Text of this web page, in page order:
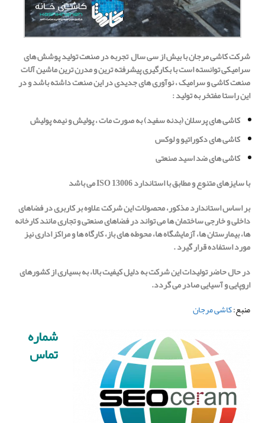
شرکت کاشی مرجان با بیش از سی سال تجربه در صنعت تولید پوشش های
سرامیکیتوانسته است با بکارگیری پیشرفته ترین و مدرن ترین ماشین آلات
صنعت کاشی و سرامیک ، نوآوری های جدیدی در این صنعت داشته باشد و در
این راستا مفتخر به تولید:
کاشی های پرسلان (بدنه سفید) به صورت مات ، پولیش و نیمه پولیش
کاشی های دکوراتیو و لوکس
کاشی های ضد اسید صنعتی
با سایزهای متنوع و مطابق با استانداردISO 13006می باشد
بر اساس استاندارد مذکور، محصولات این شرکت علاوه بر کاربری در فضاهای
داخلی و خارجی ساختمان ها می تواند در فضاهای صنعتی و تجاری مانند کارخانه
ها، بیمارستان ها، آزمایشگاه ها، محوطه های باز، کارگاه ها و مراکز اداری نیز
مورد استفاده قرار گیرد .
در حال حاضر تولیدات این شرکت به دلیل کیفیت بالا، به بسیاری از کشورهای
اروپایی و آسیایی صادر می گردد.
منبع:کاشی مرجان
شماره
تماس